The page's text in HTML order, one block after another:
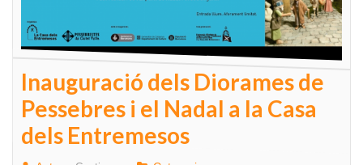
Inauguració dels Diorames de
Pessebres i el Nadal a la Casa
dels Entremesos